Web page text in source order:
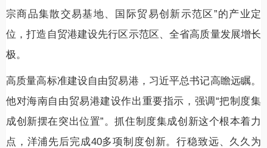
宗商品集散交易基地、国际贸易创新示范区”的产业定
位，打造自贸港建设先行区示范区、全省高质量发展增长
极。
高质量高标准建设自由贸易港，习近平总书记高瞻远瞩。
他对海南自由贸易港建设作出重要指示，强调“把制度集
成创新摆在突出位置”。抓住制度集成创新这个根本着力
点，洋浦先后完成40多项制度创新。行稳致远、久久为